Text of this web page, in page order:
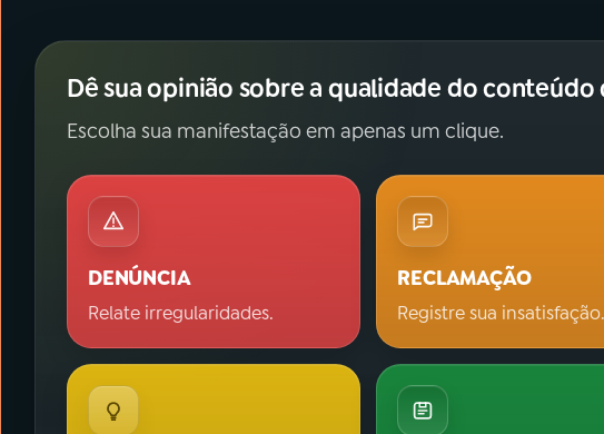
Dê sua opinião sobre a qualidade do conteúdo
Escolha sua manifestação em apenas um clique.
DENÚNCIA
Relate irregularidades.
RECLAMAÇÃO
Registre sua insatisfação.